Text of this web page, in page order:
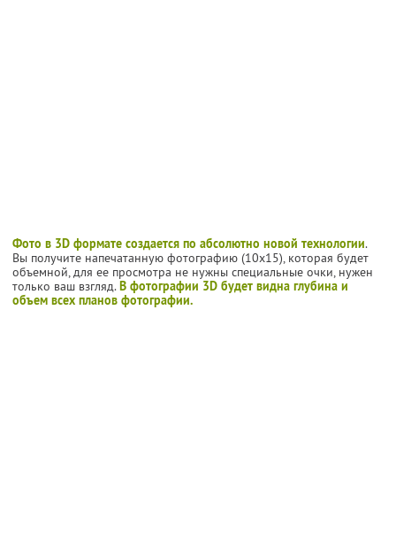
Фото в 3D формате создается по абсолютно новой технологии.
Вы получите напечатанную фотографию (10х15), которая будет
объемной, для ее просмотра не нужны специальные очки, нужен
только ваш взгляд.В фотографии 3D будет видна глубина и
объем всех планов фотографии.